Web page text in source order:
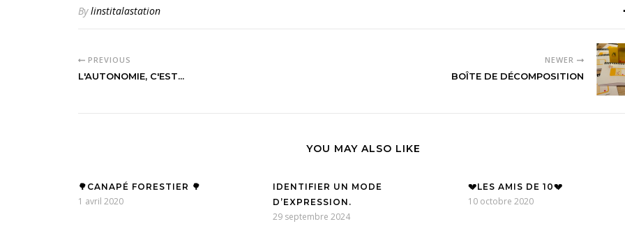
Bylinstitalastation
PREVIOUS
L'AUTONOMIE, C'EST...
NEWER
BOÎTE DE DÉCOMPOSITION
YOU MAY ALSO LIKE
🌳CANAPÉ FORESTIER 🌳
1 avril 2020
IDENTIFIER UN MODE
D’EXPRESSION.
29 septembre 2024
💔LES AMIS DE 10💔
10 octobre 2020